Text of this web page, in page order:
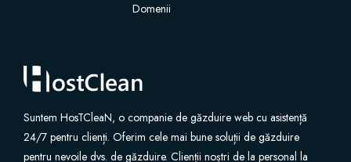
Site Builder
XOVI NOW
Site & Server Monitoring
Domenii
Suntem HosTCleaN, o companie de găzduire web cu asistență
24/7 pentru clienți. Oferim cele mai bune soluții de găzduire
pentru nevoile dvs. de găzduire. Clienții noștri de la personal la